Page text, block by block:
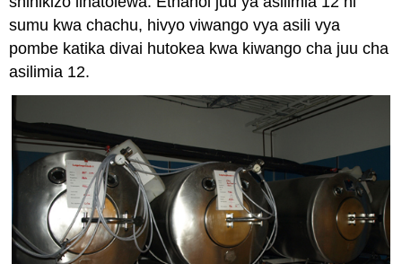
sumu kwa chachu, hivyo viwango vya asili vya
pombe katika divai hutokea kwa kiwango cha juu cha
asilimia 12.